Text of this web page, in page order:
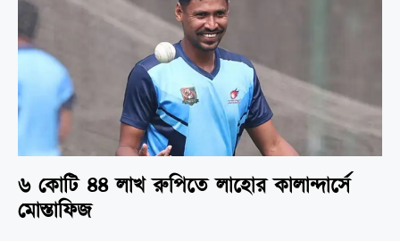
৬ কোটি ৪৪ লাখ রুপিতে লাহোর কালান্দার্সে
মোস্তাফিজ